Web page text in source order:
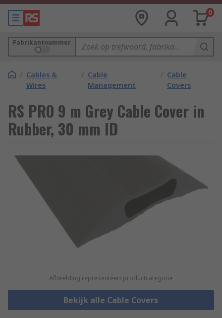
0
Fabrikantnummer
/ Cables &
Wires
/ Cable
Management
/ Cable
Covers
RS PRO 9 m Grey Cable Cover in
Rubber, 30 mm ID
Afbeelding representeert productcategorie
Bekijk alle Cable Covers